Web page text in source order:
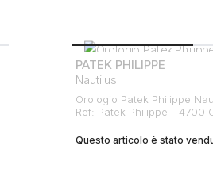
PATEK PHILIPPE
Nautilus
Orologio Patek Philippe
Ref: Patek Philippe - 4700
Questo articolo è stato